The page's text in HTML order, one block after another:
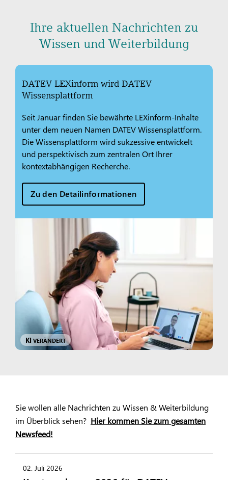
Ihre aktuellen Nachrichten zu
Wissen und Weiterbildung
DATEV LEXinform wird DATEV
Wissensplattform
Seit Januar finden Sie bewährte LEXinform-Inhalte
unter dem neuen Namen DATEV Wissensplattform.
Die Wissensplattform wird sukzessive entwickelt
und perspektivisch zum zentralen Ort Ihrer
kontextabhängigen Recherche.
Zu den Detailinformationen
KI VERÄNDERT
Sie wollen alle Nachrichten zu Wissen & Weiterbildung
im Überblick sehen? Hier kommen Sie zum gesamten
Newsfeed!
02. Juli 2026